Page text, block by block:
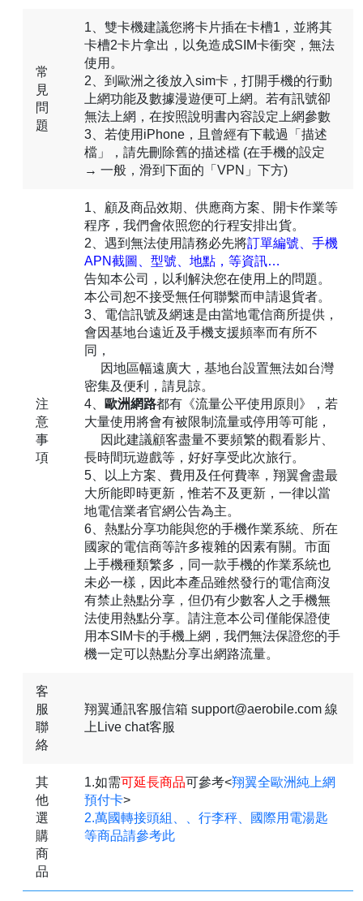
常
見
問
題
1、雙卡機建議您將卡片插在卡槽1，並將其
卡槽2卡片拿出，以免造成SIM卡衝突，無法
使用。
2、到歐洲之後放入sim卡，打開手機的行動
上網功能及數據漫遊便可上網。若有訊號卻
無法上網，在按照說明書內容設定上網參數
3、若使用iPhone，且曾經有下載過「描述
檔」，請先刪除舊的描述檔 (在手機的設定
→ 一般，滑到下面的「VPN」下方)
注
意
事
項
1、顧及商品效期、供應商方案、開卡作業等
程序，我們會依照您的行程安排出貨。
2、遇到無法使用請務必先將訂單編號、手機
APN截圖、型號、地點，等資訊…
告知本公司，以利解決您在使用上的問題。
本公司恕不接受無任何聯繫而申請退貨者。
3、電信訊號及網速是由當地電信商所提供，
會因基地台遠近及手機支援頻率而有所不
同，
因地區幅遠廣大，基地台設置無法如台灣
密集及便利，請見諒。
4、
歐洲網路都有《流量公平使用原則》，若
大量使用將會有被限制流量或停用等可能，
因此建議顧客盡量不要頻繁的觀看影片、
長時間玩遊戲等，好好享受此次旅行。
5、以上方案、費用及任何費率，翔翼會盡最
大所能即時更新，惟若不及更新，一律以當
地電信業者官網公告為主。
6、熱點分享功能與您的手機作業系統、所在
國家的電信商等許多複雜的因素有關。市面
上手機種類繁多，同一款手機的作業系統也
未必一樣，因此本產品雖然發行的電信商沒
有禁止熱點分享，但仍有少數客人之手機無
法使用熱點分享。請注意本公司僅能保證使
用本SIM卡的手機上網，我們無法保證您的手
機一定可以熱點分享出網路流量。
客
服
聯
絡
翔翼通訊客服信箱 support@aerobile.com 線
上Live chat客服
其
他
選
購
商
品
1.如需可延長商品可參考<翔翼全歐洲純上網
預付卡>
2.萬國轉接頭組、、行李秤、國際用電湯匙
等商品請參考此